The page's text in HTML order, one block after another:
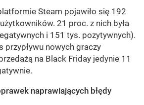
Steam pojawiło się 192
21 proc. z nich była
i 151 tys. pozytywnych).
nowych graczy
na Black Friday jedynie 11
naprawiających błędy